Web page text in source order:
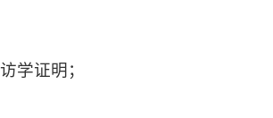
学证明；